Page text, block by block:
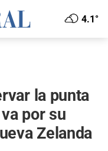
4.1°
la punta
por su
Zelanda